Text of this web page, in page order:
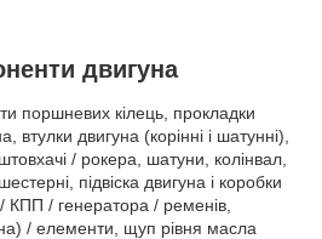
двигуна
поршневих кілець, прокладки
втулки двигуна (корінні і шатунні),
/ рокера, шатуни, колінвал,
підвіска двигуна і коробки
КПП / генератора / ременів,
/ елементи, щуп рівня масла